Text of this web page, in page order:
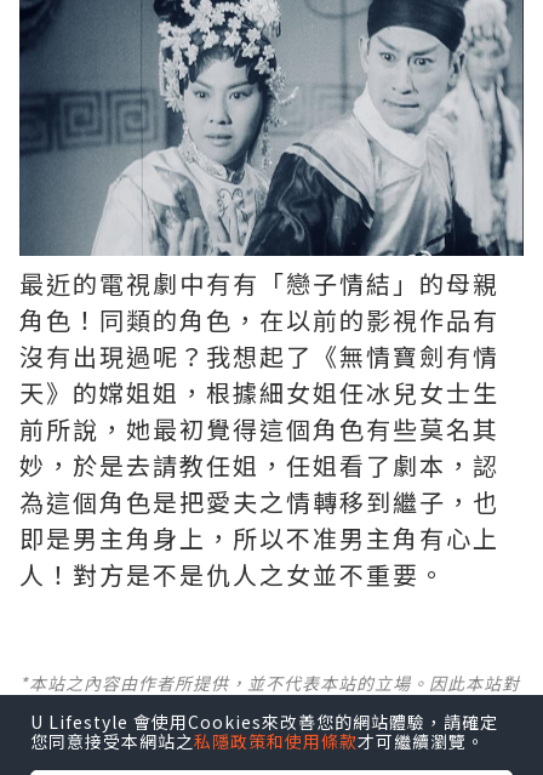
最近的電視劇中有有「戀子情結」的母親
角色！同類的角色，在以前的影視作品有
沒有出現過呢？我想起了《無情寶劍有情
天》的嫦姐姐，根據細女姐任冰兒女士生
前所說，她最初覺得這個角色有些莫名其
妙，於是去請教任姐，任姐看了劇本，認
為這個角色是把愛夫之情轉移到繼子，也
即是男主角身上，所以不准男主角有心上
人！對方是不是仇人之女並不重要。
*本站之內容由作者所提供，並不代表本站的立場。因此本站對
任。
U Lifestyle 會使用Cookies來改善您的網站體驗，請確定
您同意接受本網站之私隱政策和使用條款才可繼續瀏覽。